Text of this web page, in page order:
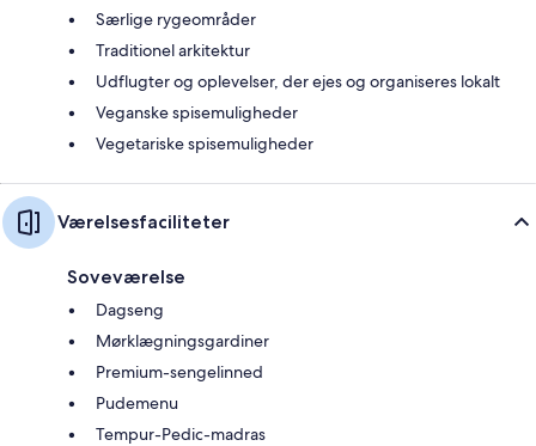
Særlige rygeområder
Traditionel arkitektur
Udflugter og oplevelser, der ejes og organiseres lokalt
Veganske spisemuligheder
Vegetariske spisemuligheder
Værelsesfaciliteter
Soveværelse
Dagseng
Mørklægningsgardiner
Premium-sengelinned
Pudemenu
Tempur-Pedic-madras